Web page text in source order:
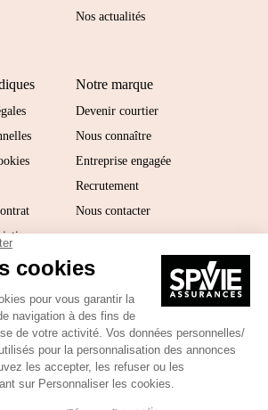
Nos actualités
Notre marque
Devenir courtier
Nous connaître
Entreprise engagée
Recrutement
Nous contacter